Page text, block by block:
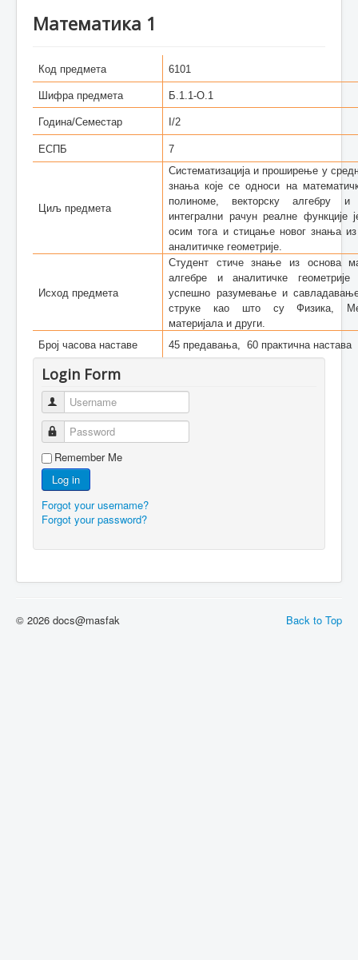
Математика 1
Код предмета 6101
Шифра предмета Б.1.1-О.1
Година/Семестар I/2
ЕСПБ 7
Циљ предмета
Систематизација и проширење у
знања које се односи на
полиноме, векторску алгебру и
интегрални рачун реалне функције
осим тога и стицање новог знања
аналитичке геометрије.
Исход предмета
Студент стиче знање из основа
алгебре и аналитичке
успешно разумевање и
струке као што су Физика,
материјала и други.
Број часова наставе
45 предавања, 60 практична настава
Login Form
Username
Password
Remember Me
Log in
Forgot your username?
Forgot your password?
Back to Top
© 2026 docs@masfak